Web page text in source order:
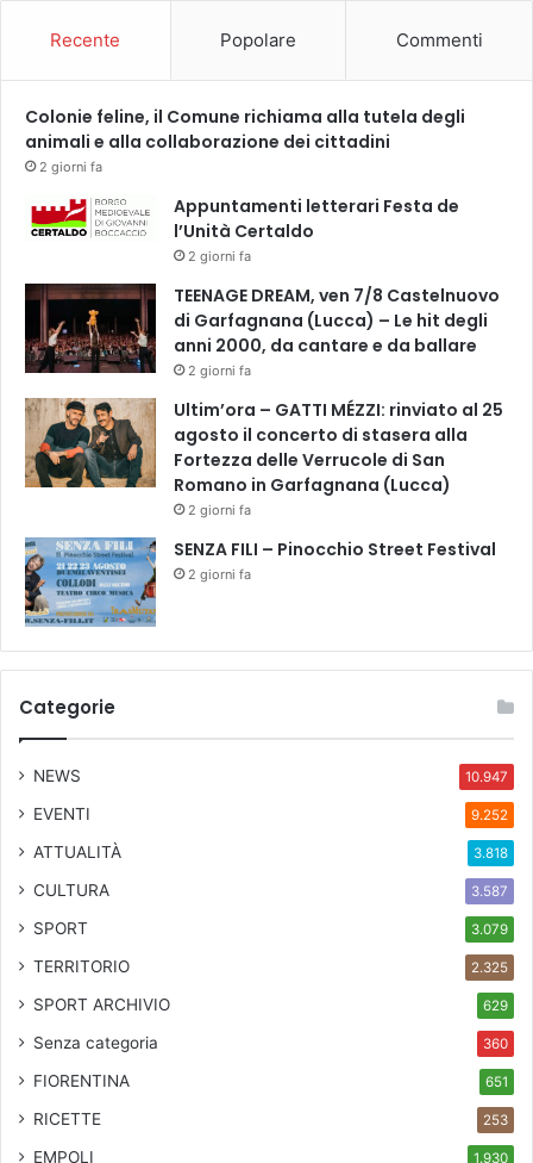
E
C
O
T
A
N
E
C
C
O
M
E
D
A
a
c
h
v
n
o
a
n
n
e
g
a
l
s
t
r
d
e
Recente Popolare Commenti
Colonie feline, il Comune richiama alla tutela degli
animali e alla collaborazione dei cittadini
2 giorni fa
Appuntamenti letterari Festa de
l’Unità Certaldo
2 giorni fa
TEENAGE DREAM, ven 7/8 Castelnuovo
di Garfagnana (Lucca) – Le hit degli
anni 2000, da cantare e da ballare
2 giorni fa
Ultim’ora – GATTI MÉZZI: rinviato al 25
agosto il concerto di stasera alla
Fortezza delle Verrucole di San
Romano in Garfagnana (Lucca)
2 giorni fa
SENZA FILI – Pinocchio Street Festival
2 giorni fa
Categorie
NEWS 10.947
EVENTI 9.252
ATTUALITÀ 3.818
CULTURA 3.587
SPORT 3.079
TERRITORIO 2.325
SPORT ARCHIVIO 629
Senza categoria 360
FIORENTINA 651
RICETTE 253
EMPOLI 1.930